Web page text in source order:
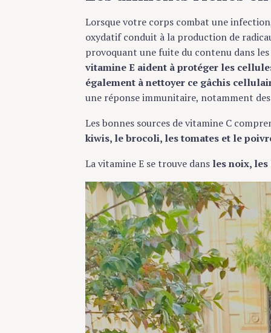
Lorsque votre corps combat une
oxydatif conduit à la production de
provoquant une fuite du contenu dans
vitamine E aident à protéger les
également à nettoyer ce gâchis
une réponse immunitaire, notamment
Les bonnes sources de vitamine C
kiwis, le brocoli, les tomates et le
La vitamine E se trouve dans les noix,